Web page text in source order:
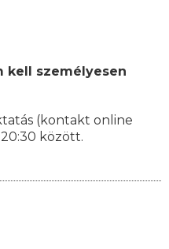
kell személyesen
(kontakt online
között.